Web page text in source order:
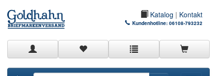
Katalog | Kontakt
Kundenhotline: 06108-793232